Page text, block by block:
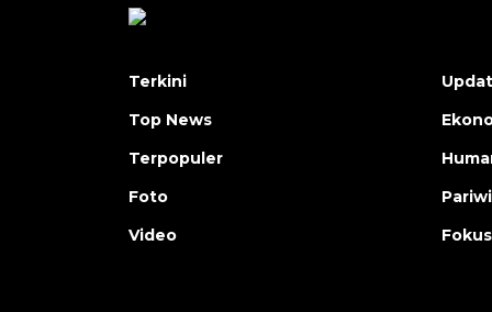
Terkini
Top News
Terpopuler
Foto
Video